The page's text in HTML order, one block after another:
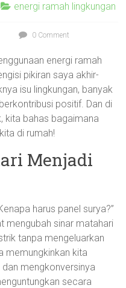
energi ramah lingkungan
0 Comment
energi ramah
pikiran saya akhir-
isu lingkungan, banyak
positif. Dan di
kita bahas bagaimana
di rumah!
Menjadi
harus panel surya?”
mengubah sinar matahari
tanpa mengeluarkan
memungkinkan kita
mengkonversinya
secara